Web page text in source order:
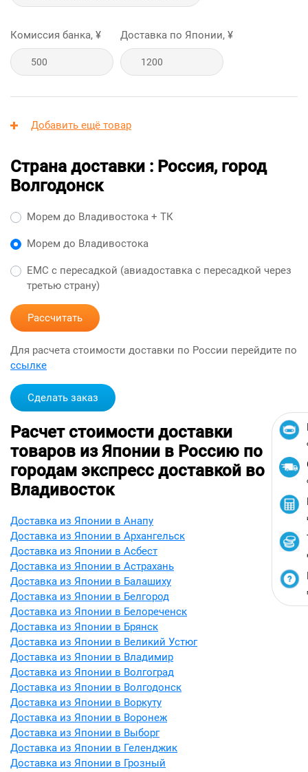
Комиссия банка, ¥ Доставка по Японии, ¥
Добавить ещё товар
Страна доставки : Россия, город
Волгодонск
Морем до Владивостока + ТК
Морем до Владивостока
ЕМС с пересадкой (авиадоставка с пересадкой через
третью страну)
Рассчитать
Для расчета стоимости доставки по России перейдите по
ссылке
Сделать заказ
Расчет стоимости доставки
товаров из Японии в Россию по
городам экспресс доставкой во
Владивосток
Доставка из Японии в Анапу
Доставка из Японии в Архангельск
Доставка из Японии в Асбест
Доставка из Японии в Астрахань
Доставка из Японии в Балашиху
Доставка из Японии в Белгород
Доставка из Японии в Белореченск
Доставка из Японии в Брянск
Доставка из Японии в Великий Устюг
Доставка из Японии в Владимир
Доставка из Японии в Волгоград
Доставка из Японии в Волгодонск
Доставка из Японии в Воркуту
Доставка из Японии в Воронеж
Доставка из Японии в Выборг
Доставка из Японии в Геленджик
Доставка из Японии в Грозный